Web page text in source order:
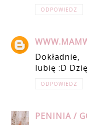
ODPOWIEDZ
lubię :D
ODPOWIEDZ
PENINIA /